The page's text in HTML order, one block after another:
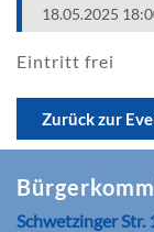
18.05.2025
Eintritt frei
Zurück zur
Schwetzinger Str.